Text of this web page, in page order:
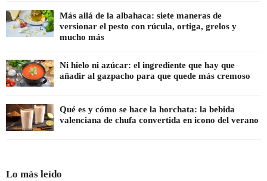
Más allá de la albahaca: siete maneras de
versionar el pesto con rúcula, ortiga, grelos y
mucho más
Ni hielo ni azúcar: el ingrediente que hay que
añadir al gazpacho para que quede más cremoso
Qué es y cómo se hace la horchata: la bebida
valenciana de chufa convertida en icono del verano
Lo más leído